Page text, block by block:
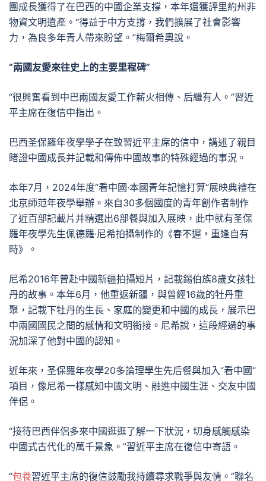
團成長獲得了在巴西的中國企業支撐，本年還獲評里約州非
物資文明遺產。“得益于中方支撐，我們擴展了社會影響
力，為良多年青人帶來盼望。”梅爾希奧說。
“兩國友愛來往史上的主要里程碑”
“很興奮看到中巴兩國友愛工作薪火相傳、后繼有人。”習近
平主席在復信中指出。
巴西圣保羅年夜學學子在致習近平主席的信中，講述了親目
睹證中國成長并記載和傳佈中國故事的特殊經過的事況。
本年7月，2024年度“看中國·本國青年記憶打算”展映典禮在
北京師范年夜學舉辦。來自30多個國度的青年創作者制作
了近百部記載片并精選出6部餐與加入展映，此中就有圣保
羅年夜學先生佩德羅·尼希拍攝制作的《春不遲，重逢自有
時》。
尼希2016年曾赴中國新疆拍攝短片，記載錫伯族8歲女孩牡
丹的故事。本年6月，他重返新疆，與曾經16歲的牡丹重
聚，記載下牡丹的生長、家庭的變更和中國的成長，展示巴
中兩國國民之間的感情和文明銜接。尼希說，這段經過的事
況加深了他對中國的認知。
近年來，圣保羅年夜學20多論理學生先后餐與加入“看中國”
項目，像尼希一樣感知中國文明、融進中國生涯、交友中國
伴侶。
“接待巴西伴侶多來中國逛逛了解一下狀況，切身感觸感染
中國式古代化的萬千景象。”習近平主席在復信中寄語。
“包養習近平主席的復信鼓勵我持續尋求戰爭與友情。”聯名